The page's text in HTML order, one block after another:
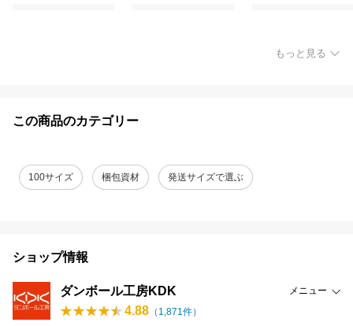
もっと見る
この商品のカテゴリー
100サイズ 梱包資材 発送サイズで選ぶ
ショップ情報
ダンボール工房KDK メニュー
4.88 （ 1,871件）